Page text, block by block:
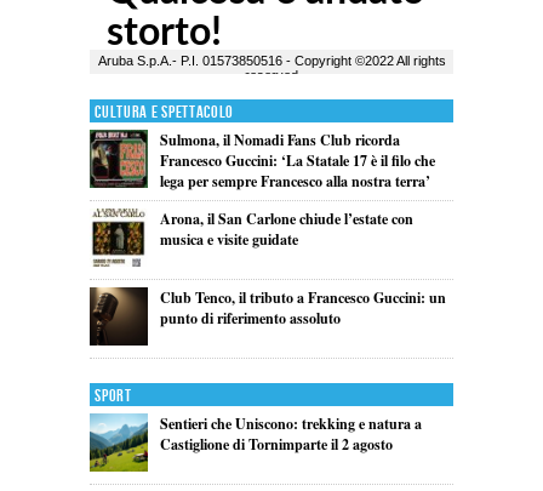
Cultura e Spettacolo
Sulmona, il Nomadi Fans Club ricorda
Francesco Guccini: ‘La Statale 17 è il filo che
lega per sempre Francesco alla nostra terra’
Arona, il San Carlone chiude l’estate con
musica e visite guidate
Club Tenco, il tributo a Francesco Guccini: un
punto di riferimento assoluto
Sport
Sentieri che Uniscono: trekking e natura a
Castiglione di Tornimparte il 2 agosto